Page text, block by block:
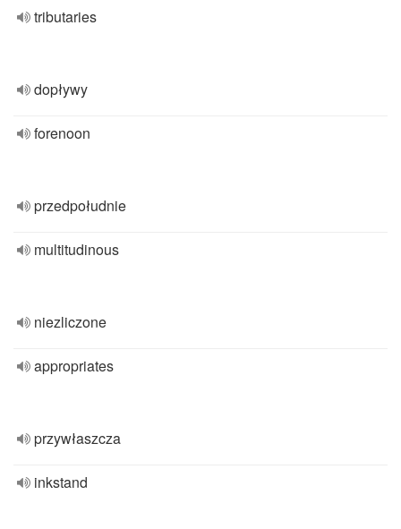
tributaries
dopływy
forenoon
przedpołudnie
multitudinous
niezliczone
appropriates
przywłaszcza
inkstand